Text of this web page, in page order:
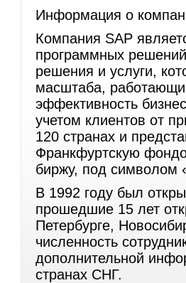
Информация о
Компания SAP
программных
решения и услуги,
масштаба,
эффективность
учетом клиентов от
120 странах и
Франкфуртскую
биржу, под символом
В 1992 году был
прошедшие 15 лет
Петербурге,
численность
дополнительной
странах СНГ.